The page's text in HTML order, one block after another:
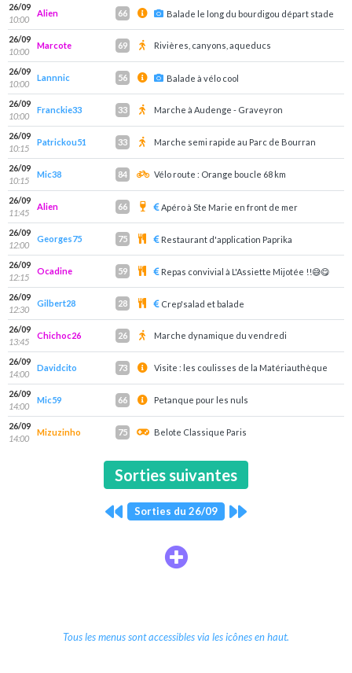
26/09
10:00
Alien 66 Balade le long du bourdigou départ stade
26/09
10:00
Marcote 69 Rivières, canyons, aqueducs
26/09
10:00
Lannnic 56 Balade à vélo cool
26/09
10:00
Franckie33 33 Marche à Audenge - Graveyron
26/09
10:15
Patrickou51 33 Marche semi rapide au Parc de Bourran
26/09
10:15
Mic38 84 Vélo route : Orange boucle 68 km
26/09
11:45
Alien 66 Apéro à Ste Marie en front de mer
26/09
12:00
Georges75 75 Restaurant d'application Paprika
26/09
12:15
Ocadine 59 Repas convivial à L'Assiette Mijotée !!😅😋
26/09
12:30
Gilbert28 28 Crep'salad et balade
26/09
13:45
Chichoc26 26 Marche dynamique du vendredi
26/09
14:00
Davidcito 73 Visite : les coulisses de la Matériauthèque
26/09
14:00
Mic59 66 Petanque pour les nuls
26/09
14:00
Mizuzinho 75 Belote Classique Paris
Sorties suivantes
Sorties du 26/09
Tous les menus sont accessibles via les icônes en haut.